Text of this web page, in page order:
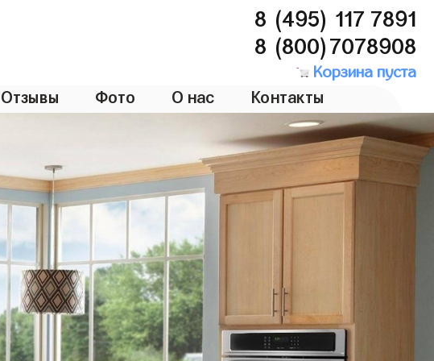
8 (495) 117 7891
8 (800)7078908
Корзина пуста
Отзывы Фото О нас Контакты